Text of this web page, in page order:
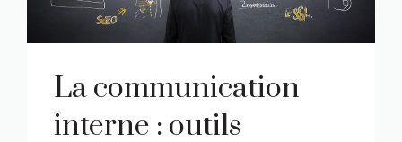
La communication
interne : outils